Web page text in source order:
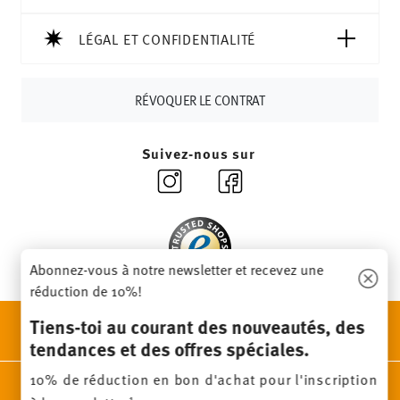
Suivi :
Vous recevrez un code de suivi par e-mail dès que
articles en stock. Vous pouvez consulter les délais de
Pour les retours, veuillez utiliser notre
LÉGAL ET CONFIDENTIALITÉ
RÉVOQUER LE CONTRAT
Suivez-nous sur
DÉCOUVRE TOUTES NOS MARQUES
Beauté et fonctionnalité pour ta maison
Homepage CGV Protection des données Mentions
Abonnez-vous à notre newsletter et recevez une
réduction de 10%!
Tiens-toi au courant des nouveautés, des
tendances et des offres spéciales.
10% de réduction en bon d'achat pour l'inscription